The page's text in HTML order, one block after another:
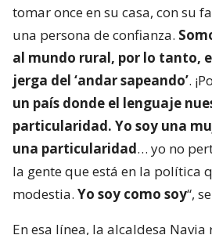
tomar once en su casa, con su
una persona de confianza.
al mundo rural, por lo tanto,
jerga del ‘andar sapeando’.
un país donde el lenguaje
particularidad. Yo soy una
una particularidad… yo no
la gente que está en la política
modestia. Yo soy como soy“,
En esa línea, la alcaldesa Navia